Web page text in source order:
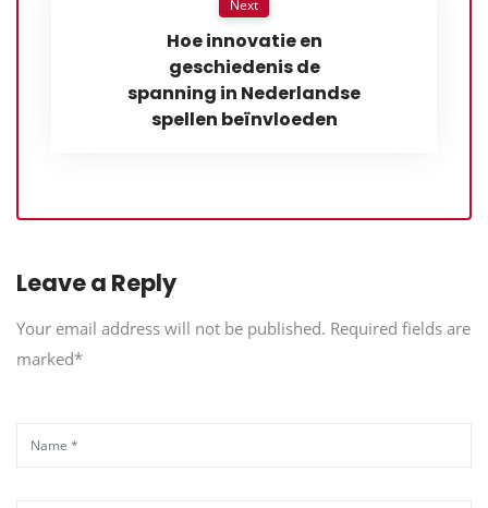
Next
Hoe innovatie en
geschiedenis de
spanning in Nederlandse
spellen beïnvloeden
Leave a Reply
Your email address will not be published. Required fields are
marked*